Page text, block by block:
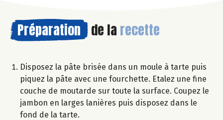
Préparation de la recette
Disposez la pâte brisée dans un moule à tarte puis
piquez la pâte avec une fourchette. Etalez une fine
couche de moutarde sur toute la surface. Coupez le
jambon en larges lanières puis disposez dans le
fond de la tarte.